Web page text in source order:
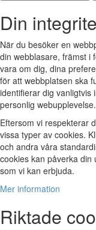
Din
När du besöker en
din webblasare, främst i
vara om dig, dina
för att webbplatsen ska
identifierar dig vanligtvis
personlig webupplevelse.
Eftersom vi respekterar
vissa typer av cookies.
och andra våra
cookies kan påverka din
som vi kan erbjuda.
Mer information
Riktade